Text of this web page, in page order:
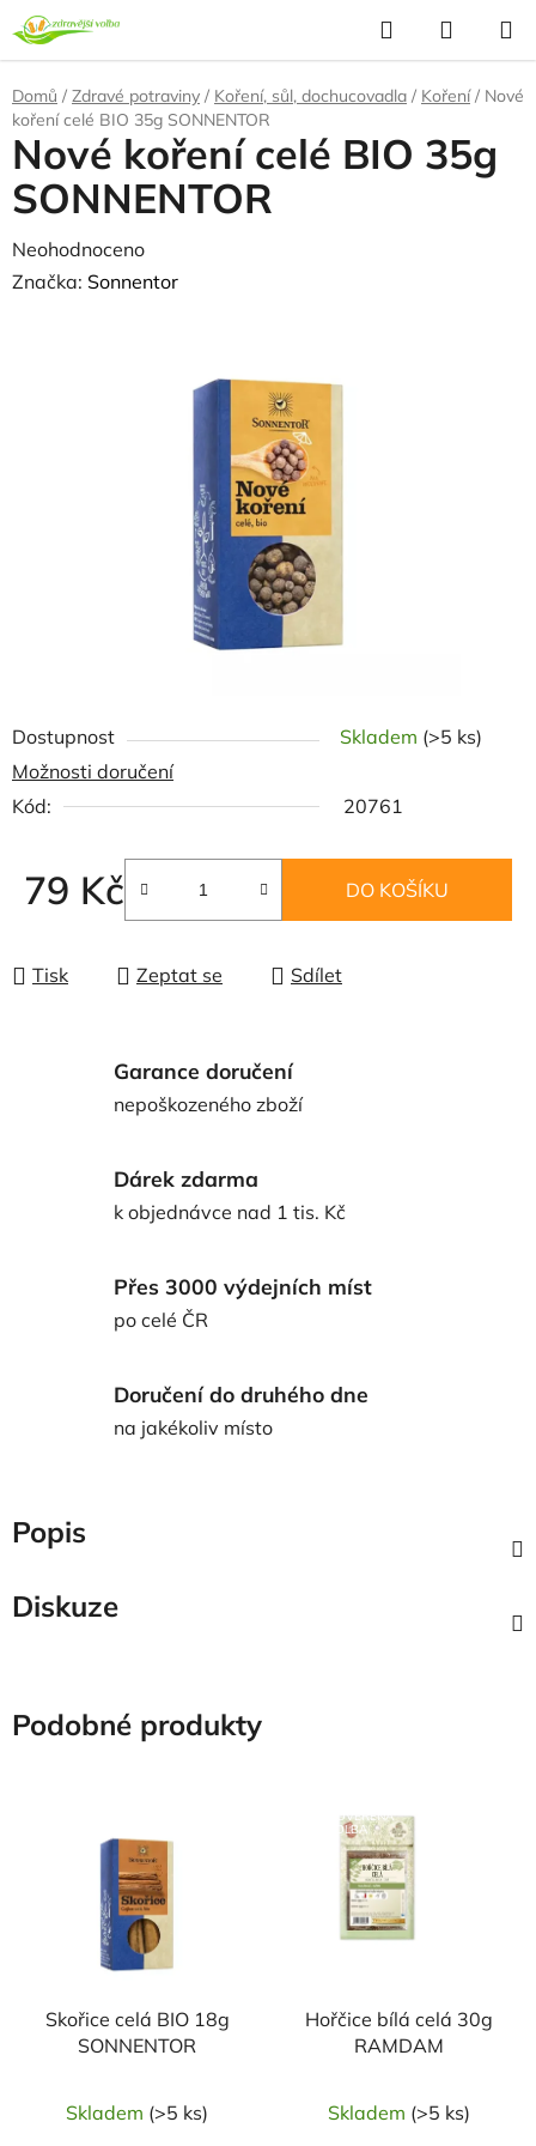
Přejít
na
obsah
Hledat
KOŠÍK
Domů / Zdravé potraviny / Koření, sůl, dochucovadla / Koření / Nové
koření celé BIO 35g SONNENTOR
Dostupnost Skladem (>5 ks)
Možnosti doručení
Kód:
20761
79 Kč
Měrná cena:
DO KOŠÍKU
Tisk Zeptat se Sdílet
Nové koření celé BIO 35g
SONNENTOR
Průměrné
hodnocení
Neohodnoceno
Značka: Sonnentor
Garance doručení
nepoškozeného zboží
Dárek zdarma
k objednávce nad 1 tis. Kč
Přes 3000 výdejních míst
po celé ČR
Doručení do druhého dne
na jakékoliv místo
Popis
Diskuze
Podobné produkty
Skořice celá BIO 18g
SONNENTOR
Skladem (>5 ks)
NAŠE OVĚŘENÁ
VOLBA
Hořčice bílá celá 30g
RAMDAM
Skladem (>5 ks)